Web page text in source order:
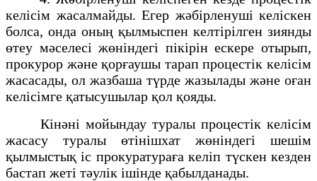
келісім жасалмайды. Егер жәбірленуші келіскен
болса, онда оның қылмыспен келтірілген зиянды
өтеу мәселесі жөніндегі пікірін ескере отырып,
прокурор және қорғаушы тарап процестік келісім
жасасады, ол жазбаша түрде жазылады және оған
келісімге қатысушылар қол қояды.
Кінәні мойындау туралы процестік келісім
жасасу туралы өтінішхат жөніндегі шешім
қылмыстық іс прокуратураға келіп түскен кезден
бастап жеті тәулік ішінде қабылданады.